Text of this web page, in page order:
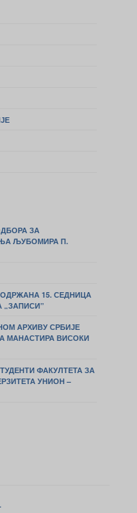
ЗА
ЉУБОМИРА П.
15. СЕДНИЦА
АРХИВУ СРБИЈЕ
МАНАСТИРА ВИСОКИ
ФАКУЛТЕТА ЗА
УНИОН –